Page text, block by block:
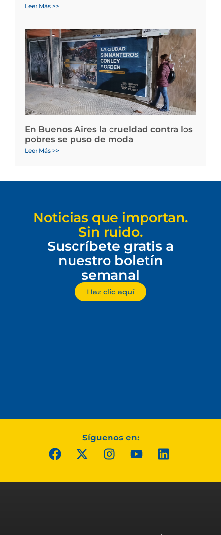
Leer Más >>
En Buenos Aires la crueldad contra los
pobres se puso de moda
Leer Más >>
Noticias que importan.
Sin ruido.
Suscríbete gratis a
nuestro boletín
semanal
Haz clic aquí
Síguenos en: